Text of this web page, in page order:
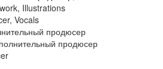
Illustrations
Vocals
продюсер
продюсер